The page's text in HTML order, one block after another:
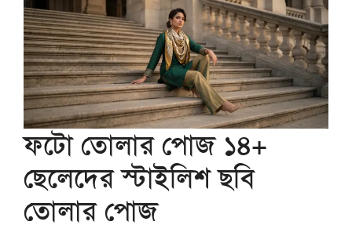
ফটো তোলার পোজ ১৪+
ছেলেদের স্টাইলিশ ছবি
তোলার পোজ